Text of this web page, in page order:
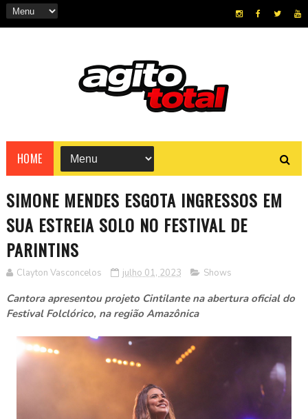
HOME
SIMONE MENDES ESGOTA INGRESSOS EM
SUA ESTREIA SOLO NO FESTIVAL DE
PARINTINS
Clayton Vasconcelos julho 01, 2023 Shows
Cantora apresentou projeto Cintilante na abertura oficial do
Festival Folclórico, na região Amazônica